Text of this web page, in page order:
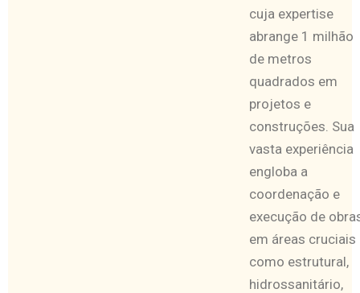
cuja expertise
abrange 1 milhão
de metros
quadrados em
projetos e
construções. Sua
vasta experiência
engloba a
coordenação e
execução de
em áreas cruciais
como estrutural,
hidrossanitário,